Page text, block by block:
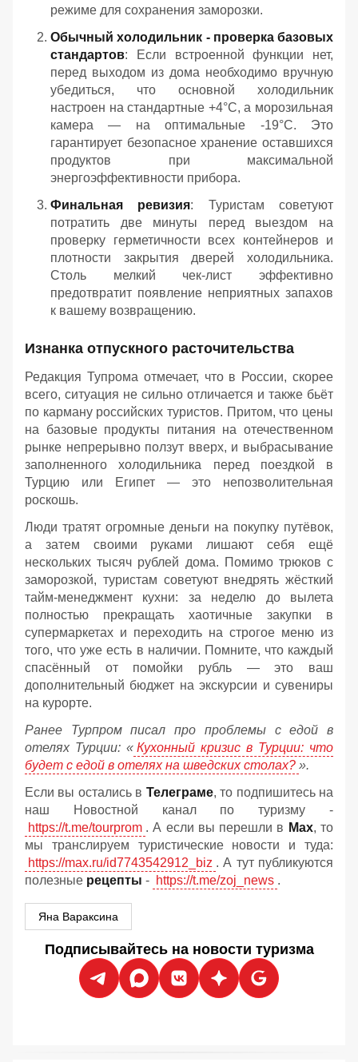
режиме для сохранения заморозки.
Обычный холодильник - проверка базовых
стандартов: Если встроенной функции нет,
перед выходом из дома необходимо вручную
убедиться, что основной холодильник
настроен на стандартные +4°C, а морозильная
камера — на оптимальные -19°C. Это
гарантирует безопасное хранение оставшихся
продуктов при максимальной
энергоэффективности прибора.
Финальная ревизия: Туристам советуют
потратить две минуты перед выездом на
проверку герметичности всех контейнеров и
плотности закрытия дверей холодильника.
Столь мелкий чек-лист эффективно
предотвратит появление неприятных запахов
к вашему возвращению.
Изнанка отпускного расточительства
Редакция Тупрома отмечает, что в России, скорее
всего, ситуация не сильно отличается и также бьёт
по карману российских туристов. Притом, что цены
на базовые продукты питания на отечественном
рынке непрерывно ползут вверх, и выбрасывание
заполненного холодильника перед поездкой в
Турцию или Египет — это непозволительная
роскошь.
Люди тратят огромные деньги на покупку путёвок,
а затем своими руками лишают себя ещё
нескольких тысяч рублей дома. Помимо трюков с
заморозкой, туристам советуют внедрять жёсткий
тайм-менеджмент кухни: за неделю до вылета
полностью прекращать хаотичные закупки в
супермаркетах и переходить на строгое меню из
того, что уже есть в наличии. Помните, что каждый
спасённый от помойки рубль — это ваш
дополнительный бюджет на экскурсии и сувениры
на курорте.
Ранее Турпром писал про проблемы с едой в
отелях Турции: « Кухонный кризис в Турции: что
будет с едой в отелях на шведских столах? ».
Если вы остались в Телеграме, то подпишитесь на
наш Новостной канал по туризму -
https://t.me/tourprom . А если вы перешли в Мах, то
мы транслируем туристические новости и туда:
https://max.ru/id7743542912_biz . А тут публикуются
полезные рецепты - https://t.me/zoj_news .
Яна Вараксина
Подписывайтесь на новости туризма